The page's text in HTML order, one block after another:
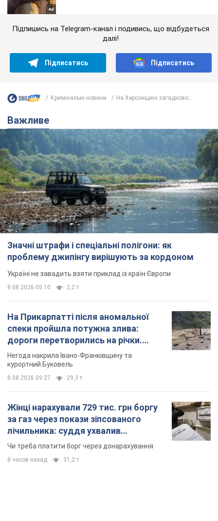
Підпишись на Telegram-канал і подивись, що відбудеться
далі!
Підписатись Підписатись
Кримінальні новини На Херсонщині загадково...
Важливе
Значні штрафи і спеціальні полігони: як
проблему джипінгу вирішують за кордоном
Україні не завадить взяти приклад із країн Європи
8.08.2026 05:10 2,2 т.
На Прикарпатті після аномальної
спеки пройшла потужна злива:
дороги перетворились на річки.
Відео
Негода накрила Івано-Франківщину та
курортний Буковель
8.08.2026 09:27 29,3 т.
Жінці нарахували 729 тис. грн боргу
за газ через покази зіпсованого
лічильника: суддя ухвалив
неочікуване рішення
Чи треба платити борг через донарахування
8 часов назад 31,2 т.